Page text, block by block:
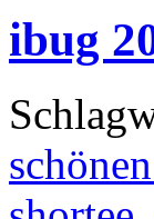
ibug